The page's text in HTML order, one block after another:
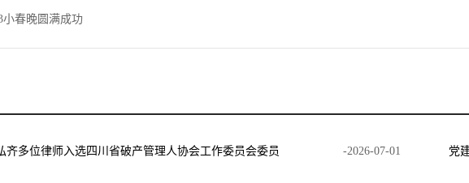
小春晚圆满成功
齐多位律师入选四川省破产管理人协会工作委员会委员 -2026-07-01